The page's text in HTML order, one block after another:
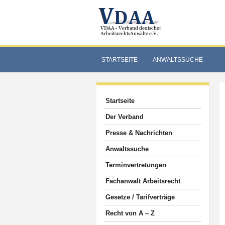
STARTSEITE ANWALTSSUCHE
Startseite
Der Verband
Presse & Nachrichten
Anwaltssuche
Terminvertretungen
Fachanwalt Arbeitsrecht
Gesetze / Tarifverträge
Recht von A – Z